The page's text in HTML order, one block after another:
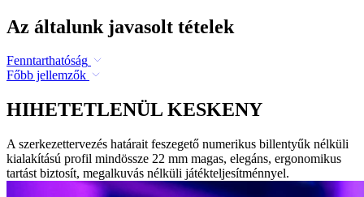
Az általunk javasolt tételek
Fenntarthatóság
Főbb jellemzők
HIHETETLENÜL KESKENY
A szerkezettervezés határait feszegető numerikus billentyűk nélküli
kialakítású profil mindössze 22 mm magas, elegáns, ergonomikus
tartást biztosít, megalkuvás nélküli játékteljesítménnyel.